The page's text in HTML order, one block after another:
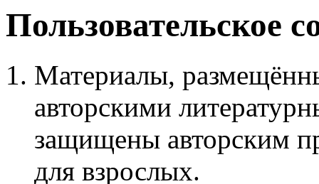
Пользовательское
Материалы,
авторскими
защищены авторским
для взрослых.